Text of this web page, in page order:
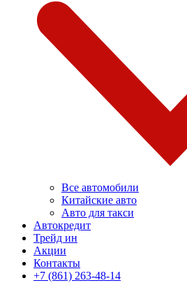
Все автомобили
Китайские авто
Авто для такси
Автокредит
Трейд ин
Акции
Контакты
+7 (861) 263-48-14